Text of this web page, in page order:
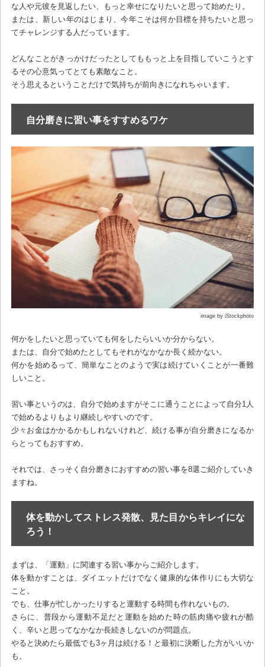
な人や元彼を見返したい、もっと幸せになりたいと思って始めたり。
または、新しい年のはじまり、今年こそは何か目標を持ちたいと思っ
てチャレンジする人だっています。
どんなことがきっかけだったとしてももっと上を目指していこうとす
るその心意気ってとても素敵なこと。
そう思えるということだけで気持ちが前向きになれちゃいます。
自分磨きに習い事をすすめるワケ
image by iStockphoto
何かをしたいと思っていても何をしたらいいか分からない。
または、自分で始めたとしてもそれがなかなか長く続かない。
何かを始めるって、簡単なことのようで実は続けていくことが一番難
しいこと。
習い事というのは、自分で始めますがそこに通うことによって自分1人
で始めるよりもより継続しやすいのです。
少々お金はかかるかもしれないけれど、続ける事が自分磨きになるか
らとってもおすすめ。
それでは、さっそく自分磨きにおすすめの習い事を8選ご紹介していき
ますね。
体を動かしてストレス発散、見た目からキレイにな
ろう！
まずは、「運動」に関連する習い事からご紹介します。
体を動かすことは、ダイエットだけでなく健康的な体作りにも大切な
こと。
でも、仕事が忙しかったりすると運動する時間も作れないもの。
さらに、普段から運動不足だと運動を始めた時の筋肉痛や疲れが酷
く、辛いと思ってなかなか長続きしないのが問題点。
やると決めたら最低でも3ヶ月は続ける！と最初に決断した方がいいか
も。